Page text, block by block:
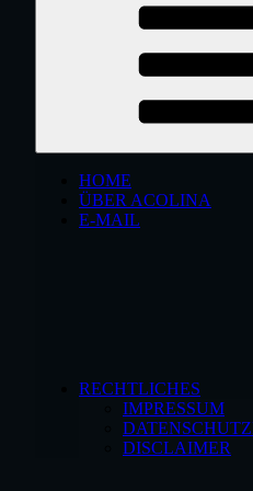
HOME
ÜBER ACOLINA
E-MAIL
RECHTLICHES
IMPRESSUM
DISCLAIMER